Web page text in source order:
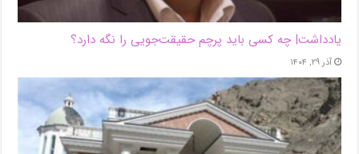
یادداشت| ‌چه کسی باید پرچم حقیقت‌جویی را نگه دارد؟
آذر ۲۹, ۱۴۰۴